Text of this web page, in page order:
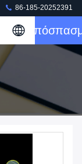
86-185-20252391